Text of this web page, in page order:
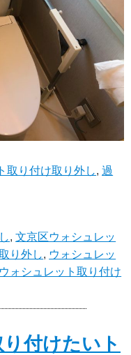
取り付け取り外し,過
,文京区ウォシュレッ
り外し, ウォシュレッ
ォシュレット取り付け
付けたいト